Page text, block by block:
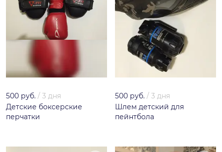
500 руб. / 3 дня
Детские боксерские
перчатки
500 руб. / 3 дня
Шлем детский для
пейнтбола